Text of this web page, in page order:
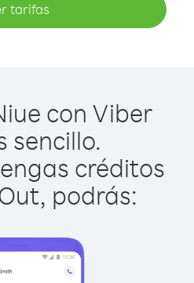
tarifas
con Viber
sencillo.
créditos
podrás: